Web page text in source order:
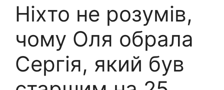
Ніхто не розумів,
чому Оля обрала
Сергія, який був